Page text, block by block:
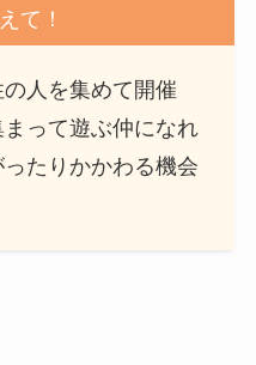
て！
人を集めて開催
って遊ぶ仲になれ
たりかかわる機会